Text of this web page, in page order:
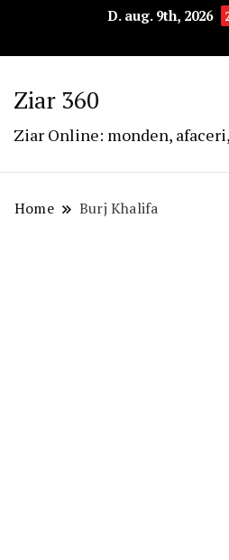
D. aug. 9th, 2026
Ziar 360
Ziar Online: monden,
Home Burj Khalifa